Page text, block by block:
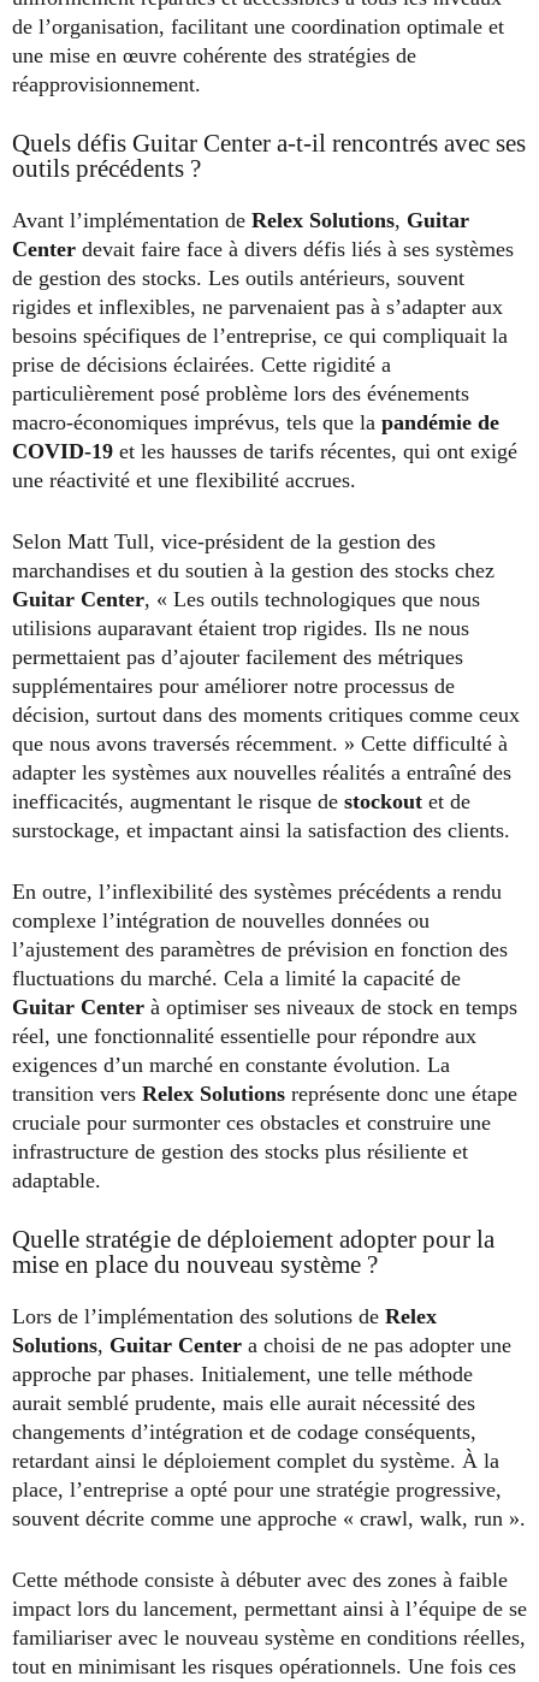
de l’organisation, facilitant une coordination optimale et
une mise en œuvre cohérente des stratégies de
réapprovisionnement.
Quels défis Guitar Center a-t-il rencontrés avec ses
outils précédents ?
Avant l’implémentation de Relex Solutions, Guitar
Center devait faire face à divers défis liés à ses systèmes
de gestion des stocks. Les outils antérieurs, souvent
rigides et inflexibles, ne parvenaient pas à s’adapter aux
besoins spécifiques de l’entreprise, ce qui compliquait la
prise de décisions éclairées. Cette rigidité a
particulièrement posé problème lors des événements
macro-économiques imprévus, tels que la pandémie de
COVID-19 et les hausses de tarifs récentes, qui ont exigé
une réactivité et une flexibilité accrues.
Selon Matt Tull, vice-président de la gestion des
marchandises et du soutien à la gestion des stocks chez
Guitar Center, « Les outils technologiques que nous
utilisions auparavant étaient trop rigides. Ils ne nous
permettaient pas d’ajouter facilement des métriques
supplémentaires pour améliorer notre processus de
décision, surtout dans des moments critiques comme ceux
que nous avons traversés récemment. » Cette difficulté à
adapter les systèmes aux nouvelles réalités a entraîné des
inefficacités, augmentant le risque de stockout et de
surstockage, et impactant ainsi la satisfaction des clients.
En outre, l’inflexibilité des systèmes précédents a rendu
complexe l’intégration de nouvelles données ou
l’ajustement des paramètres de prévision en fonction des
fluctuations du marché. Cela a limité la capacité de
Guitar Center à optimiser ses niveaux de stock en temps
réel, une fonctionnalité essentielle pour répondre aux
exigences d’un marché en constante évolution. La
transition vers Relex Solutions représente donc une étape
cruciale pour surmonter ces obstacles et construire une
infrastructure de gestion des stocks plus résiliente et
adaptable.
Quelle stratégie de déploiement adopter pour la
mise en place du nouveau système ?
Lors de l’implémentation des solutions de Relex
Solutions, Guitar Center a choisi de ne pas adopter une
approche par phases. Initialement, une telle méthode
aurait semblé prudente, mais elle aurait nécessité des
changements d’intégration et de codage conséquents,
retardant ainsi le déploiement complet du système. À la
place, l’entreprise a opté pour une stratégie progressive,
souvent décrite comme une approche « crawl, walk, run ».
Cette méthode consiste à débuter avec des zones à faible
impact lors du lancement, permettant ainsi à l’équipe de se
familiariser avec le nouveau système en conditions réelles,
tout en minimisant les risques opérationnels. Une fois ces